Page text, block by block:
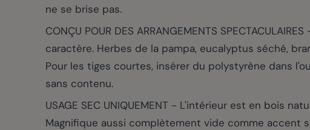
ne se brise pas.
CONÇU POUR DES ARRANGEMENTS
caractère. Herbes de la pampa, eucalyptus séché,
Pour les tiges courtes, insérer du polystyrène dans
sans contenu.
USAGE SEC UNIQUEMENT - L'intérieur est en bois
Magnifique aussi complètement vide comme accent